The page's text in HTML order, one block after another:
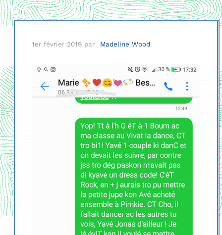
1er février 2019 par Madeline Wood